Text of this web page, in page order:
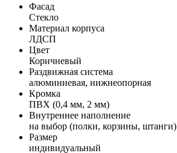
Фасад
Стекло
Материал корпуса
ЛДСП
Цвет
Коричневый
Раздвижная система
алюминиевая, нижнеопорная
Кромка
ПВХ (0,4 мм, 2 мм)
Внутреннее наполнение
на выбор (полки, корзины, штанги)
Размер
индивидуальный